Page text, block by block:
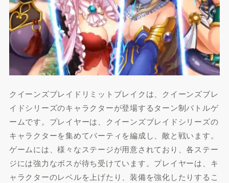
クイーンズブレイドリミットブレイクは、クイーンズブレ
イドシリーズのキャラクターが登場するターン制バトルゲ
ームです。プレイヤーは、クイーンズブレイドシリーズの
キャラクターを集めてパーティを編成し、敵と戦います。
ゲームには、様々なステージが用意されており、各ステー
ジには強力なボスが待ち受けています。プレイヤーは、キ
ャラクターのレベルを上げたり、装備を強化したりするこ